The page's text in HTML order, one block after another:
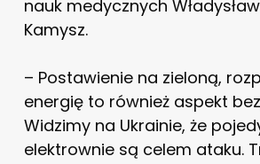
nauk medycznych
Kamysz.
– Postawienie na zieloną,
energię to również aspekt
Widzimy na Ukrainie, że
elektrownie są celem ataku.